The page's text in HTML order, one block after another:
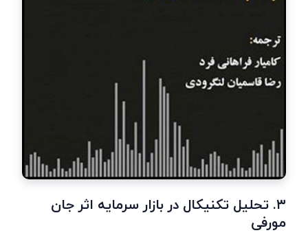
۳. تحلیل تکنیکال در بازار سرمایه اثر جان
مورفی